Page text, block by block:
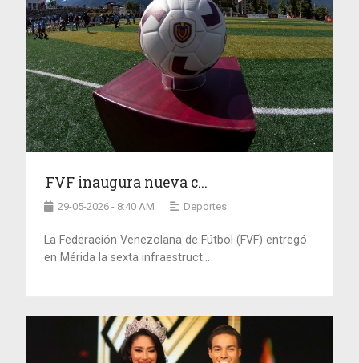
FVF inaugura nueva c...
29-05-2026 - 8:40 AM Deportes
La Federación Venezolana de Fútbol (FVF) entregó
en Mérida la sexta infraestruct...